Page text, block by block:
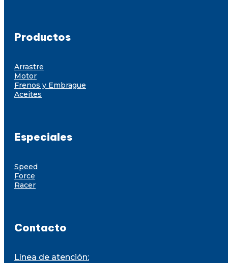
Productos
Arrastre
Motor
Frenos y Embrague
Aceites
Especiales
Speed
Force
Racer
Contacto
Línea de atención: